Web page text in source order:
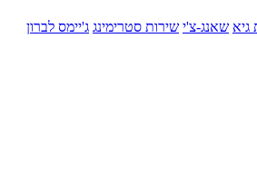
שאנג-צ'י שירות סטרימינג ג'יימס לברון